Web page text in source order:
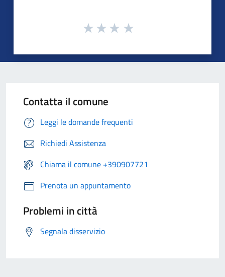
Contatta il comune
Leggi le domande frequenti
Richiedi Assistenza
Chiama il comune +390907721
Prenota un appuntamento
Problemi in città
Segnala disservizio